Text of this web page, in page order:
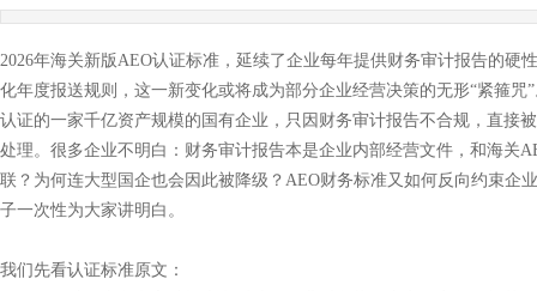
2026年海关新版AEO认证标准，延续了企业每年提供财务审计报告的硬
化年度报送规则，这一新变化或将成为部分企业经营决策的无形“紧箍咒
认证的一家千亿资产规模的国有企业，只因财务审计报告不合规，直接
处理。很多企业不明白：财务审计报告本是企业内部经营文件，和海关
联？为何连大型国企也会因此被降级？AEO财务标准又如何反向约束企
子一次性为大家讲明白。
我们先看认证标准原文：